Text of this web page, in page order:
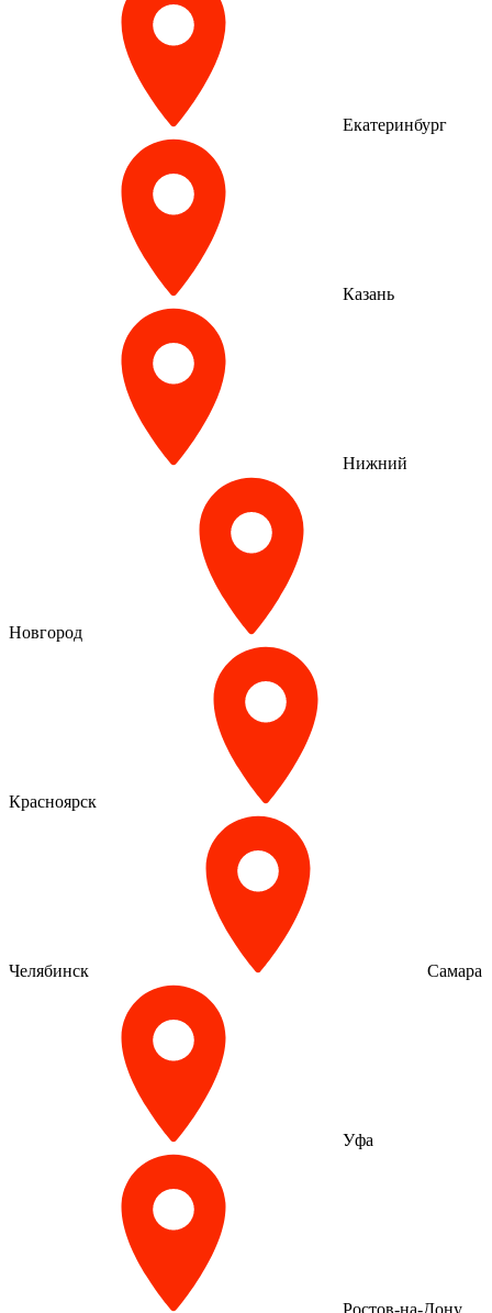
Екатеринбург
Казань
Нижний
Новгород
Красноярск
Челябинск Самара
Уфа
Ростов-на-Дону